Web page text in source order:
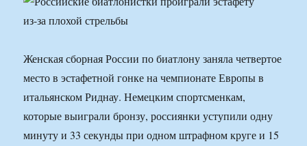
Женская сборная России по биатлону заняла четвертое
место в эстафетной гонке на чемпионате Европы в
итальянском Риднау. Немецким спортсменкам,
которые выиграли бронзу, россиянки уступили одну
минуту и 33 секунды при одном штрафном круге и 15